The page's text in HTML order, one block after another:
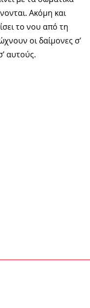
Ακόμη και
το νου από τη
οι δαίμονες σ’
αυτούς.